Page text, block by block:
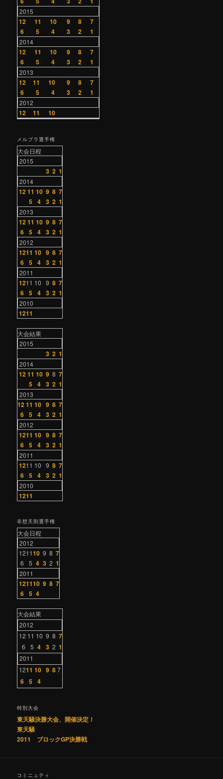
2015
12 11 10 9 8
7
6
5 4 3 2 1
2014
12 11 10 9 8
7
6
5 4 3 2 1
2013
12 11 10 9 8
7
6
5 4 3 2 1
2012
12 11 10
メルブラ選手権
大会日程
2015
3 2 1
2014
1211 10 9 8 7
5 4 3 2 1
2013
1211 10 9 8 7
6 5 4 3 2 1
2012
1211 10 9 8 7
6 5 4 3 2 1
2011
1211 10 9 8 7
6 5 4 3 2 1
2010
1211
大会結果
2015
3 2 1
2014
1211 10 9 8 7
5 4 3 2 1
2013
1211 10 9 8 7
6 5 4 3 2 1
2012
1211 10 9 8 7
6 5 4 3 2 1
2011
1211 10 9 8 7
6 5 4 3 2 1
2010
1211
非想天則選手権
大会日程
2012
121110 9 8 7
6 5 4 3 2 1
2011
121110 9 8 7
6 5 4
大会結果
2012
12 11 10 9 8 7
6 5 4 3 2 1
2011
1211 10 9 87
6 5 4
特別大会
東天騒決勝大会、開催決定！
東天騒
2011 ブロックGP決勝戦
コミニュティ